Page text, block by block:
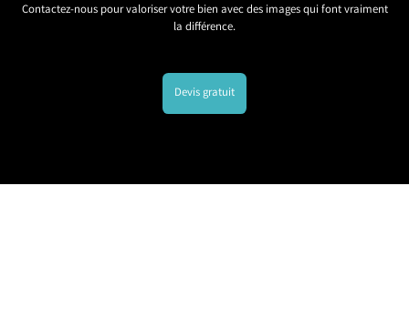
Contactez-nous pour valoriser votre bien avec des images qui font vraiment
la différence.
Devis gratuit